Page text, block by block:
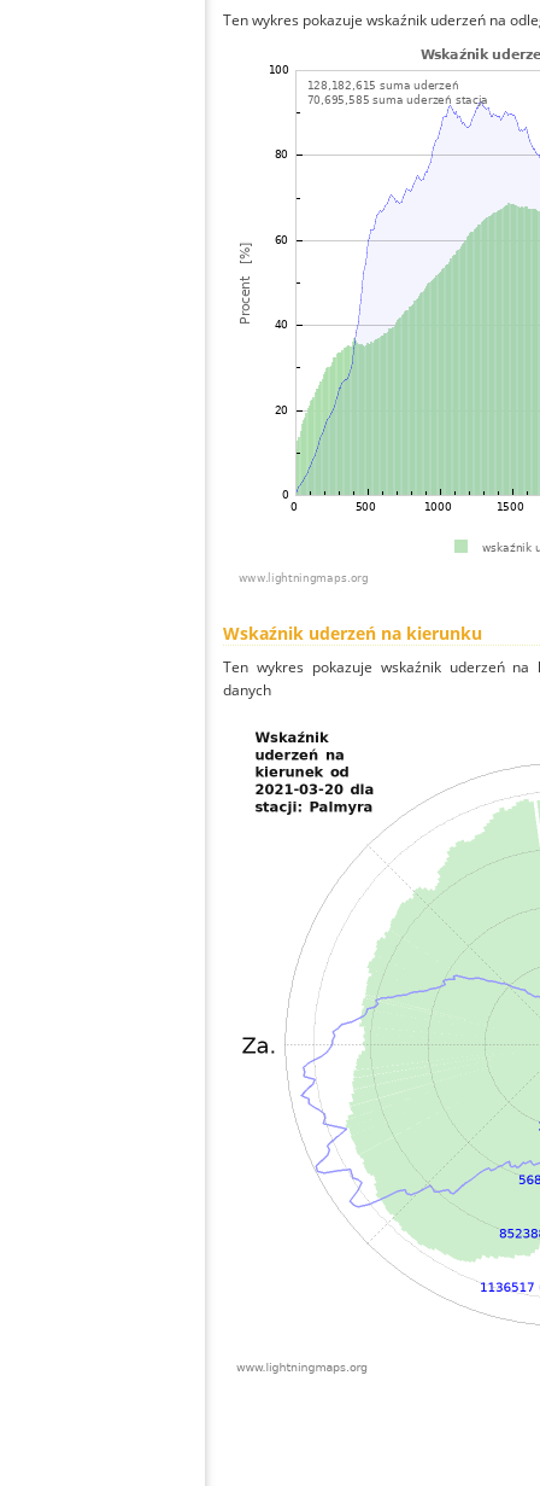
Ten wykres pokazuje wskaźnik uderzeń na
Wskaźnik uderzeń na kierunku
Ten wykres pokazuje wskaźnik uderzeń
danych